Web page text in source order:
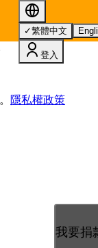
網站流量。
有關我們使用
隱私權政策
✓繁體中文
登入
我要捐